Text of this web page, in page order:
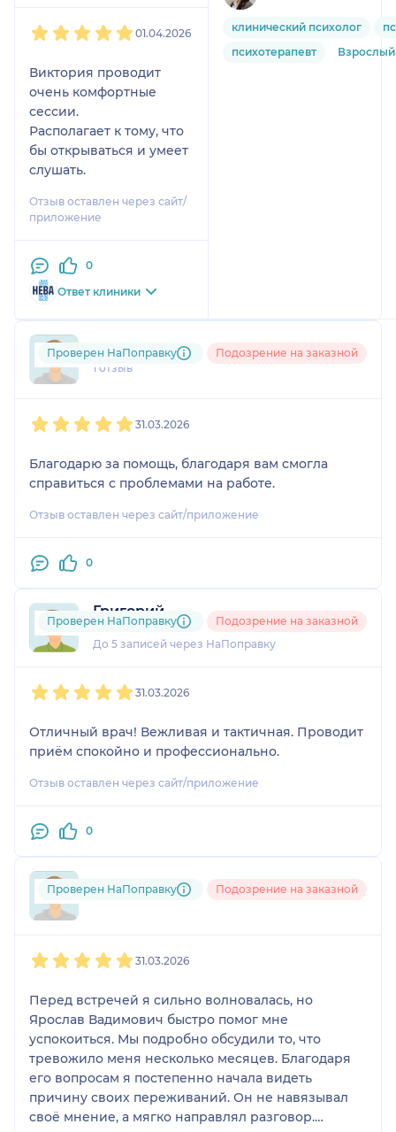
01.04.2026
Виктория проводит
очень комфортные
сессии.
Располагает к тому, что
бы открываться и умеет
слушать.
Отзыв оставлен через сайт/
приложение
0
Ответ клиники
клинический психолог
психотерапевт
Взрослый
+7xxxxxxxx97
1 отзыв
Проверен НаПоправку Подозрение на заказной
31.03.2026
Благодарю за помощь, благодаря вам смогла
справиться с проблемами на работе.
Отзыв оставлен через сайт/приложение
0
Григорий
1 отзыв
До 5 записей через НаПоправку
Проверен НаПоправку Подозрение на заказной
31.03.2026
Отличный врач! Вежливая и тактичная. Проводит
приём спокойно и профессионально.
Отзыв оставлен через сайт/приложение
0
Альсина
Проверен НаПоправку Подозрение на заказной
31.03.2026
Перед встречей я сильно волновалась, но
Ярослав Вадимович быстро помог мне
успокоиться. Мы подробно обсудили то, что
тревожило меня несколько месяцев. Благодаря
его вопросам я постепенно начала видеть
причину своих переживаний. Он не навязывал
своё мнение, а мягко направлял разговор.